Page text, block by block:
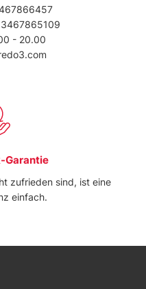
- 20.00
Garantie
zufrieden sind, ist eine
einfach.